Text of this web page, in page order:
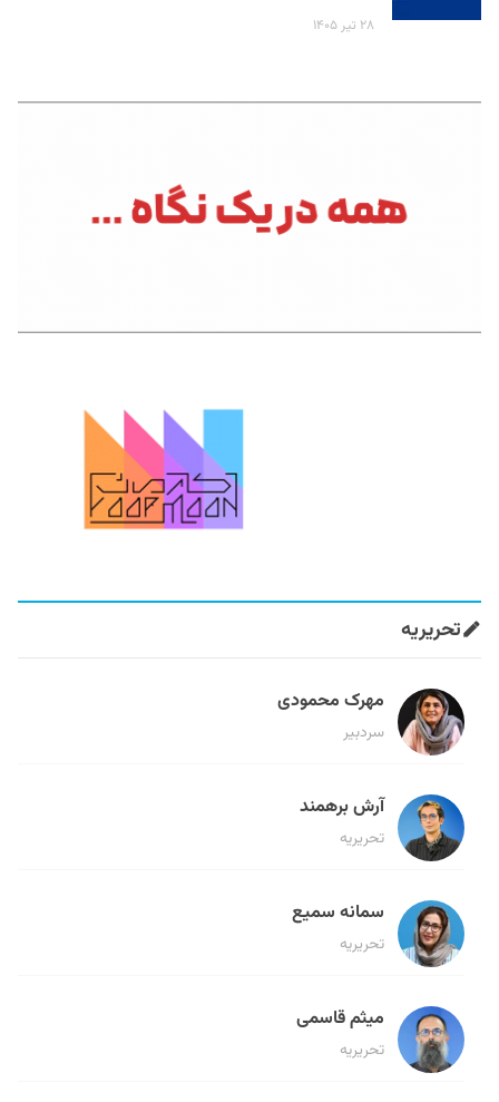
۲۸ تیر ۱۴۰۵
تحریریه
مهرک محمودی
سردبیر
آرش برهمند
تحریریه
سمانه سمیع
تحریریه
میثم قاسمی
تحریریه